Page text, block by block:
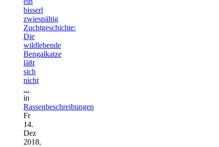
bisserl
zwiespältig
Zuchtgeschichte:
Die
wildlebende
Bengalkatze
läßt
sich
nicht
...
in
Rassenbeschreibungen
Fr
14.
Dez
2018,